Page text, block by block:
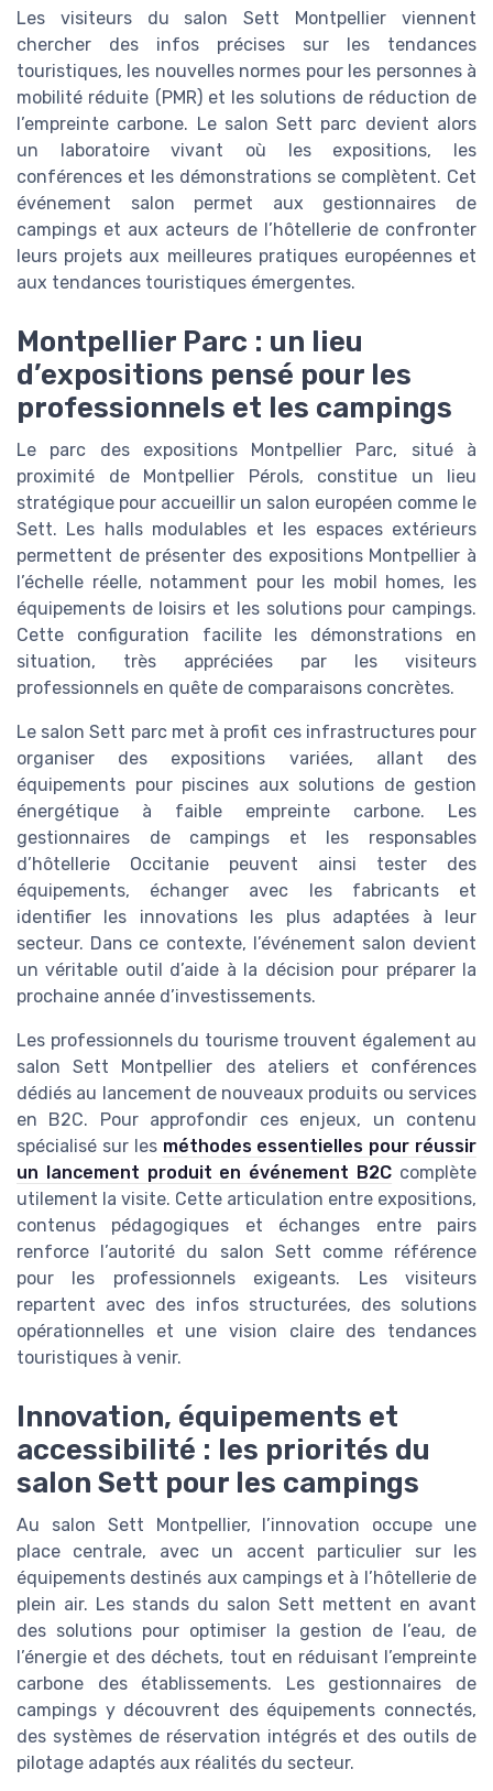
Les visiteurs du salon Sett Montpellier viennent
chercher des infos précises sur les tendances
touristiques, les nouvelles normes pour les personnes à
mobilité réduite (PMR) et les solutions de réduction de
l’empreinte carbone. Le salon Sett parc devient alors
un laboratoire vivant où les expositions, les
conférences et les démonstrations se complètent. Cet
événement salon permet aux gestionnaires de
campings et aux acteurs de l’hôtellerie de confronter
leurs projets aux meilleures pratiques européennes et
aux tendances touristiques émergentes.
Montpellier Parc : un lieu
d’expositions pensé pour les
professionnels et les campings
Le parc des expositions Montpellier Parc, situé à
proximité de Montpellier Pérols, constitue un lieu
stratégique pour accueillir un salon européen comme le
Sett. Les halls modulables et les espaces extérieurs
permettent de présenter des expositions Montpellier à
l’échelle réelle, notamment pour les mobil homes, les
équipements de loisirs et les solutions pour campings.
Cette configuration facilite les démonstrations en
situation, très appréciées par les visiteurs
professionnels en quête de comparaisons concrètes.
Le salon Sett parc met à profit ces infrastructures pour
organiser des expositions variées, allant des
équipements pour piscines aux solutions de gestion
énergétique à faible empreinte carbone. Les
gestionnaires de campings et les responsables
d’hôtellerie Occitanie peuvent ainsi tester des
équipements, échanger avec les fabricants et
identifier les innovations les plus adaptées à leur
secteur. Dans ce contexte, l’événement salon devient
un véritable outil d’aide à la décision pour préparer la
prochaine année d’investissements.
Les professionnels du tourisme trouvent également au
salon Sett Montpellier des ateliers et conférences
dédiés au lancement de nouveaux produits ou services
en B2C. Pour approfondir ces enjeux, un contenu
spécialisé sur les méthodes essentielles pour réussir
un lancement produit en événement B2C complète
utilement la visite. Cette articulation entre expositions,
contenus pédagogiques et échanges entre pairs
renforce l’autorité du salon Sett comme référence
pour les professionnels exigeants. Les visiteurs
repartent avec des infos structurées, des solutions
opérationnelles et une vision claire des tendances
touristiques à venir.
Innovation, équipements et
accessibilité : les priorités du
salon Sett pour les campings
Au salon Sett Montpellier, l’innovation occupe une
place centrale, avec un accent particulier sur les
équipements destinés aux campings et à l’hôtellerie de
plein air. Les stands du salon Sett mettent en avant
des solutions pour optimiser la gestion de l’eau, de
l’énergie et des déchets, tout en réduisant l’empreinte
carbone des établissements. Les gestionnaires de
campings y découvrent des équipements connectés,
des systèmes de réservation intégrés et des outils de
pilotage adaptés aux réalités du secteur.